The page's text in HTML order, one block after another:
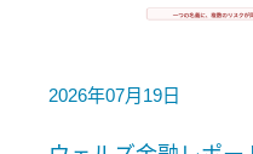
2026年07月19日